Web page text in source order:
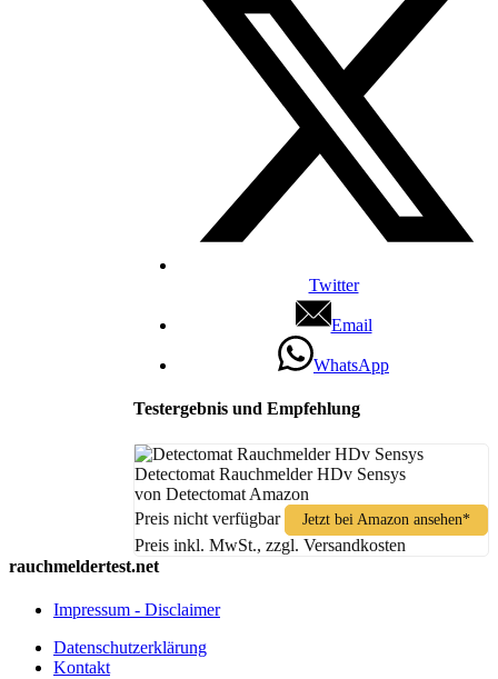
Twitter
Email
WhatsApp
Testergebnis und Empfehlung
Detectomat Rauchmelder HDv Sensys
von Detectomat Amazon
Preis nicht verfügbar
Jetzt bei Amazon ansehen*
Preis inkl. MwSt., zzgl. Versandkosten
rauchmeldertest.net
Impressum - Disclaimer
Datenschutzerklärung
Kontakt